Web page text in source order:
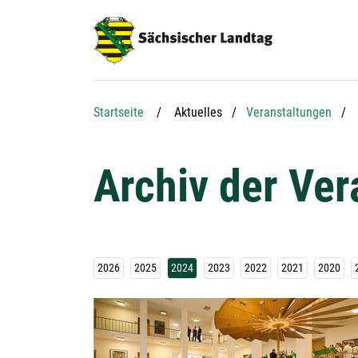
Startseite Aktuelles Veranstaltungen
Archiv der
2026 2025 2024 2023 2022 2021 2020